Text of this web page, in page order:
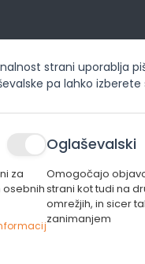
za
osebnih
Oglaševalski
Omogočajo
strani kot tudi na
omrežjih, in sicer
zanimanjem
strani uporablja
pa lahko izberete
Čelade